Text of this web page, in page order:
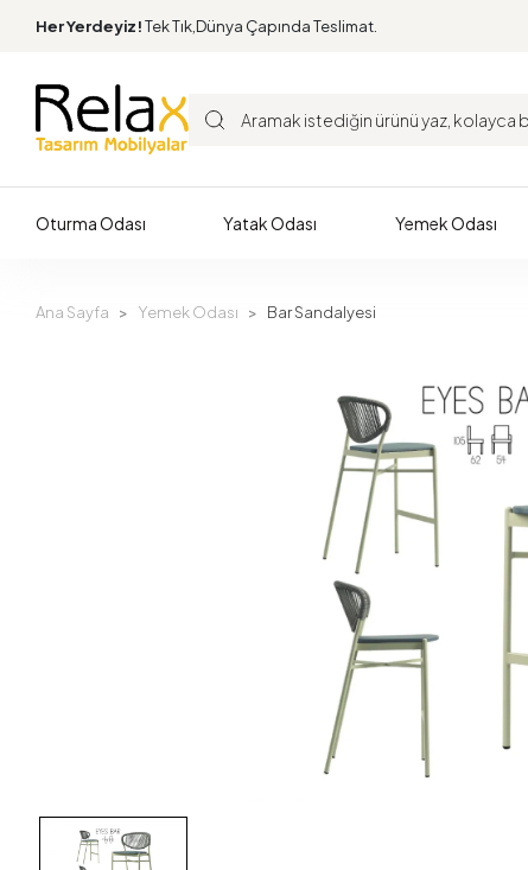
Her Yerdeyiz!Tek Tık,Dünya Çapında Teslimat.
Oturma Odası Yatak Odası Yemek Odası
Ana Sayfa Yemek Odası Bar Sandalyesi